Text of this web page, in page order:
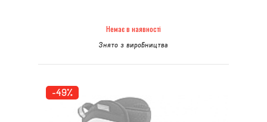
Немає в наявності
Знято з виробництва
-49%